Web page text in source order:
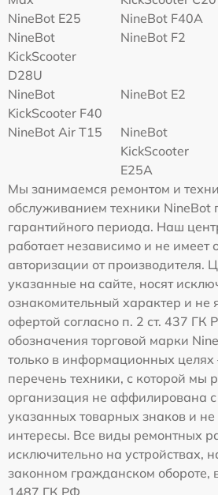
NineBot E25
NineBot F40A
NineBot
KickScooter
D28U
NineBot F2
NineBot
KickScooter F40
NineBot E2
NineBot Air T15
NineBot
KickScooter
E25A
Мы занимаемся ремонтом и
обслуживанием техники NineBot
гарантийного периода. Наш
работает независимо и не имеет
авторизации от производителя.
указанные на сайте, носят
ознакомительный характер и не
офертой согласно п. 2 ст. 437 ГК
обозначения торговой марки
только в информационных целях
перечень техники, с которой мы
организация не аффилирована
указанных товарных знаков и не
интересы. Все виды ремонтных
исключительно на устройствах,
законном гражданском обороте, в